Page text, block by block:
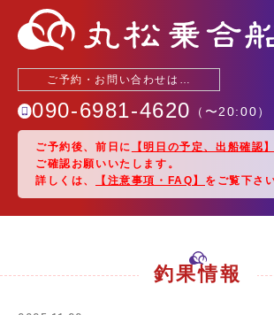
ご予約・お問い合わせは…
090-6981-4620 （〜20:00）
ご予約後、前日に 【明日の予定、出船確認
ご確認お願いいたします。
詳しくは、
【注意事項・FAQ】 をご覧下さい
釣果情報
出船予定
駐車場・アクセス
釣果情報